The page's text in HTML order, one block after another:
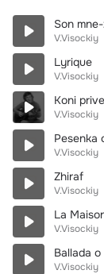
Son
V.Visockiy
Lyrique
V.Visockiy
Koni
V.Visockiy
Pesenka
V.Visockiy
Zhiraf
V.Visockiy
La
V.Visockiy
Ballada
V.Visockiy